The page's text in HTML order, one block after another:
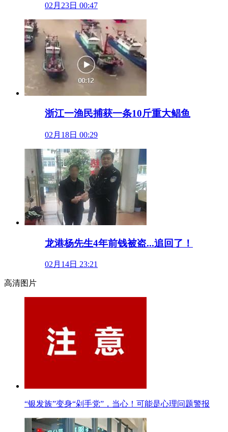
02月23日 00:47
浙江一渔民捕获一条10斤重大鲳鱼
02月18日 00:29
龙港杨先生4年前钱被盗...追回了！
02月14日 23:21
高清图片
“银发族”变身“剁手党”，当心！可能是心理问题警报